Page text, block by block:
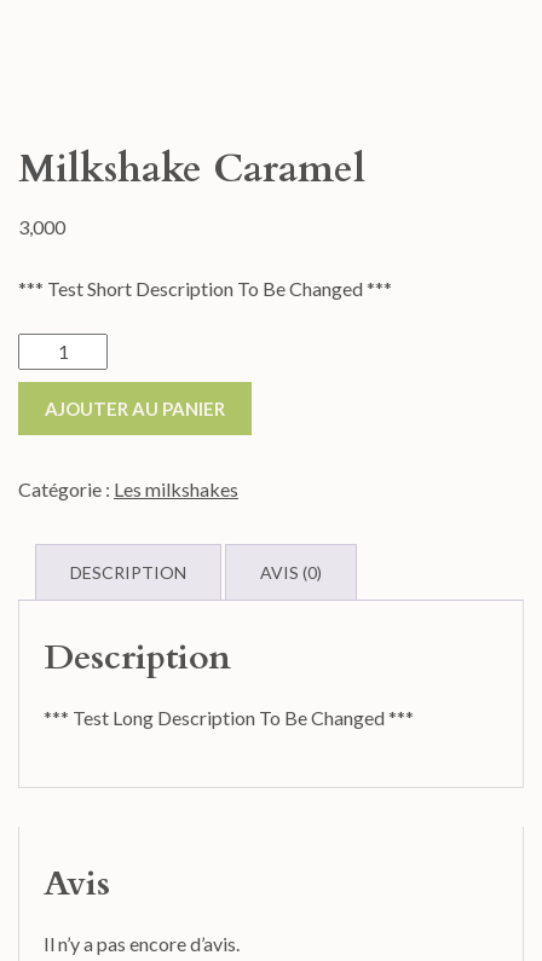
Milkshake Caramel
3,000
*** Test Short Description To Be Changed ***
AJOUTER AU PANIER
Catégorie : Les milkshakes
DESCRIPTION AVIS (0)
Description
*** Test Long Description To Be Changed ***
Avis
Il n’y a pas encore d’avis.